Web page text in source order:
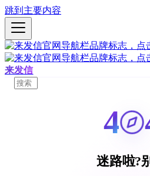
跳到主要内容
来发信
4
迷路啦?